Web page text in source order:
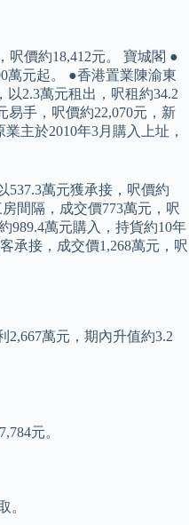
呎價約18,412元。 寶城閣 ●
萬元起。 ●香港置業陳渝東
2.3萬元租出，呎租約34.2
易手，呎價約22,070元，新
主於2010年3月購入上址，
537.3萬元獲承接，呎價約
間隔，成交價773萬元，呎
989.4萬元購入，持貨約10年
承接，成交價1,268萬元，呎
萬元，期內升值約3.2
元。
。